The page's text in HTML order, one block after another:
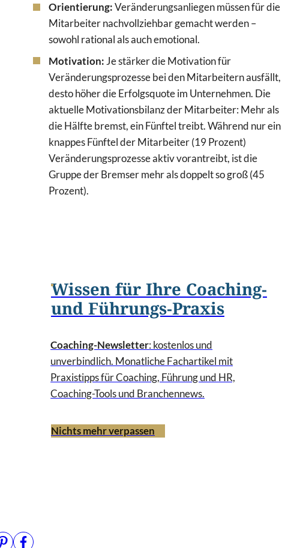
Orientierung:Veränderungsanliegen müssen für die
Mitarbeiter nachvollziehbar gemacht werden –
sowohl rational als auch emotional.
Motivation: Je stärker die Motivation für
Veränderungsprozesse bei den Mitarbeitern ausfällt,
desto höher die Erfolgsquote im Unternehmen. Die
aktuelle Motivationsbilanz der Mitarbeiter: Mehr als
die Hälfte bremst, ein Fünftel treibt. Während nur ein
knappes Fünftel der Mitarbeiter (19 Prozent)
Veränderungsprozesse aktiv vorantreibt, ist die
Gruppe der Bremser mehr als doppelt so groß (45
Prozent).
Wissen für Ihre Coaching-
und Führungs-Praxis
Coaching-Newsletter: kostenlos und
unverbindlich. Monatliche Fachartikel mit
Praxistipps für Coaching, Führung und HR,
Coaching-Tools und Branchennews.
Nichts mehr verpassen